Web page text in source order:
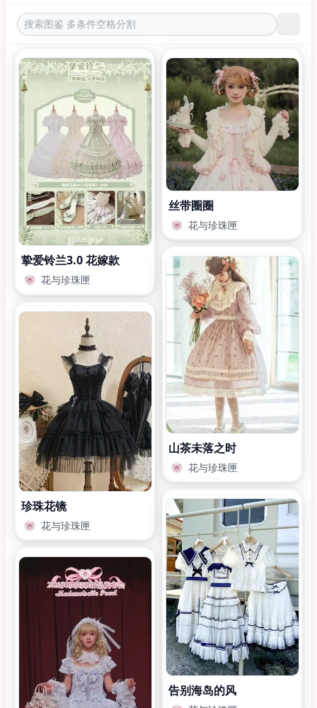
挚爱铃兰3.0 花嫁款
花与珍珠匣
丝带圈圈
花与珍珠匣
山茶未落之时
花与珍珠匣
珍珠花镜
花与珍珠匣
告别海岛的风